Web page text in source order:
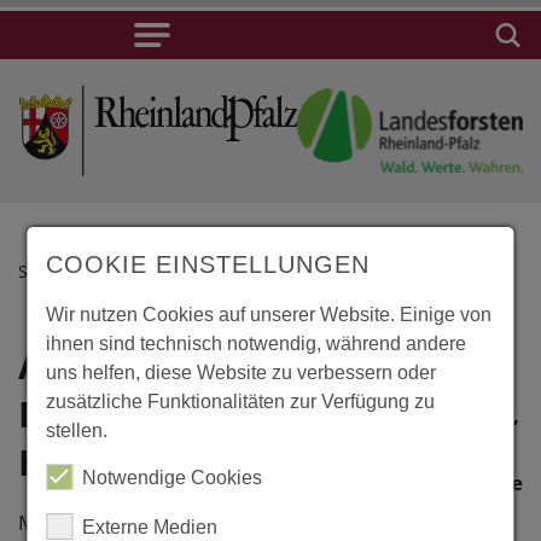
STARTSEITE
Angermünde,
Erweiterung
Hotelgebäude
Modular konstruierte Anbau nach
Lage
Angermünde,
Hotelgebäude
COOKIE EINSTELLUNGEN
Wir nutzen Cookies auf unserer Website. Einige von
ihnen sind technisch notwendig, während andere
uns helfen, diese Website zu verbessern oder
zusätzliche Funktionalitäten zur Verfügung zu
stellen.
Notwendige Cookies
Externe Medien